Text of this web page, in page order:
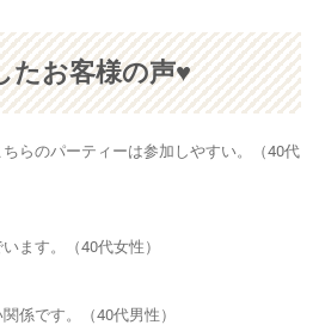
たお客様の声♥
らのパーティーは参加しやすい。（40代
ます。（40代女性）
です。（40代男性）